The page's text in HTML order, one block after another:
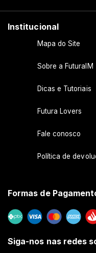
Institucional
Mapa do Site
Sobre a FuturaIM
Dicas e Tutoriais
Futura Lovers
Fale conosco
Política de
Formas de
Siga-nos nas redes